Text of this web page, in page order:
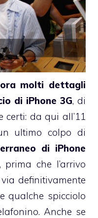
molti dettagli
di iPhone 3G, di
da qui all’11
ultimo colpo di
di iPhone
, prima che l’arrivo
definitivamente
qualche spicciolo
Anche se